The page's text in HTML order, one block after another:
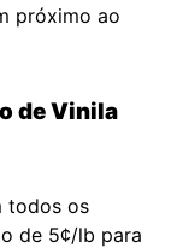
próximo ao
de Vinila
todos os
de 5¢/lb para